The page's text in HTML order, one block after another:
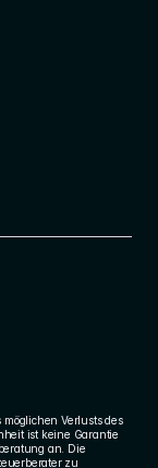
Verlusts des
ist keine Garantie
an. Die
zu